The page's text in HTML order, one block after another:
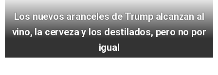
Los nuevos aranceles de Trump alcanzan al
vino, la cerveza y los destilados, pero no por
igual